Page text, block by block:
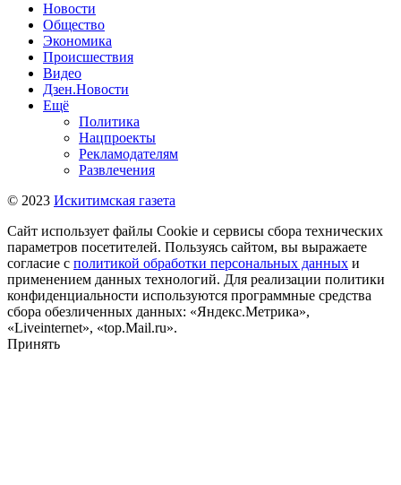
Новости
Общество
Экономика
Происшествия
Видео
Дзен.Новости
Ещё
Политика
Нацпроекты
Рекламодателям
Развлечения
© 2023 Искитимская газета
Сайт использует файлы Cookie и сервисы сбора технических
параметров посетителей. Пользуясь сайтом, вы выражаете
согласие с политикой обработки персональных данных и
применением данных технологий. Для реализации политики
конфиденциальности используются программные средства
сбора обезличенных данных: «Яндекс.Метрика»,
«Liveinternet», «top.Mail.ru».
Принять